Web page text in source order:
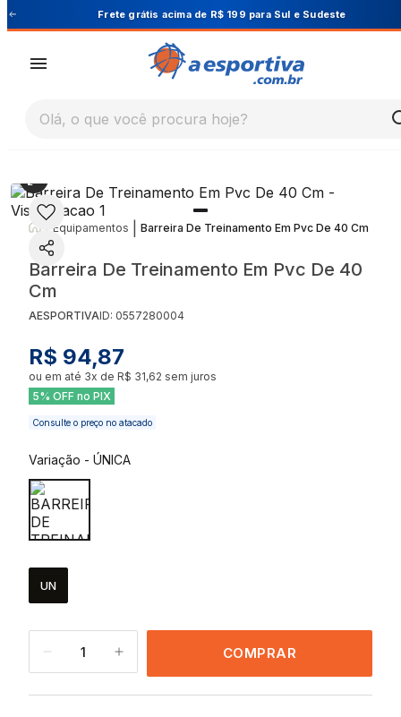
Cupom PRIMEIRA10 para 10% OFF na 1ª
Olá, o que você procura hoje?
Equipamentos Barreira De Treinamento Em Pvc De 40 Cm
Barreira De Treinamento Em Pvc De 40
Cm
AESPORTIVAID: 0557280004
R$ 94,87
ou em até 3x de R$ 31,62 sem juros
5% OFF no PIX
Consulte o preço no atacado
Variação - ÚNICA
UN
1 COMPRAR